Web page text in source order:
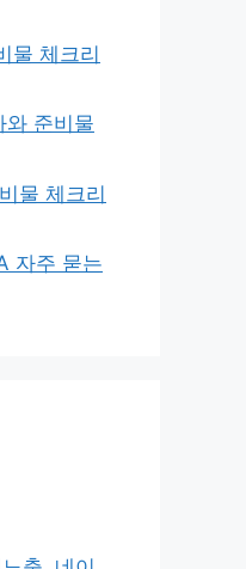
물 체크리
와 준비물
물 체크리
자주 묻는